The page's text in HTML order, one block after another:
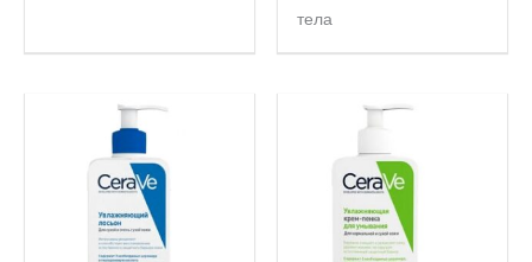
тела